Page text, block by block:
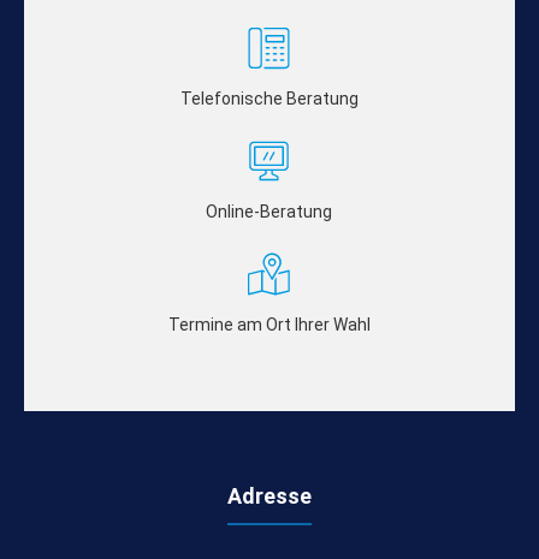
Telefonische Beratung
Online-Beratung
Termine am Ort Ihrer Wahl
Adresse